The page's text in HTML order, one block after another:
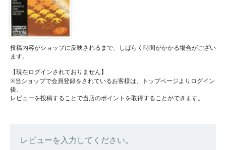
投稿内容がショップに反映されるまで、しばらく時間がかかる場合がござい
ます。
【現在ログインされておりません】
※当ショップで会員登録をされているお客様は、トップページよりログイン
後、
レビューを投稿することで当店のポイントを取得することができます。
レビューを入力してください。